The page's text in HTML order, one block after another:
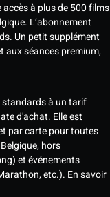
à plus de 500 films
L’abonnement
Un petit supplément
aux séances premium,
standards à un tarif
d'achat. Elle est
par carte pour toutes
hors
et événements
etc.). En savoir